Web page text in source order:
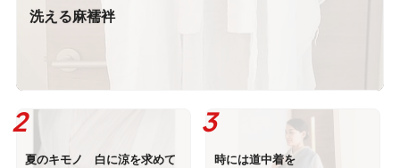
洗える麻襦袢
夏のキモノ 白に涼を求めて 時には道中着を